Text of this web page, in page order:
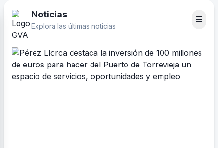
Noticias
Explora las últimas noticias